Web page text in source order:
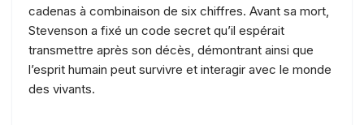
cadenas à combinaison de six chiffres. Avant sa mort,
Stevenson a fixé un code secret qu’il espérait
transmettre après son décès, démontrant ainsi que
l’esprit humain peut survivre et interagir avec le monde
des vivants.